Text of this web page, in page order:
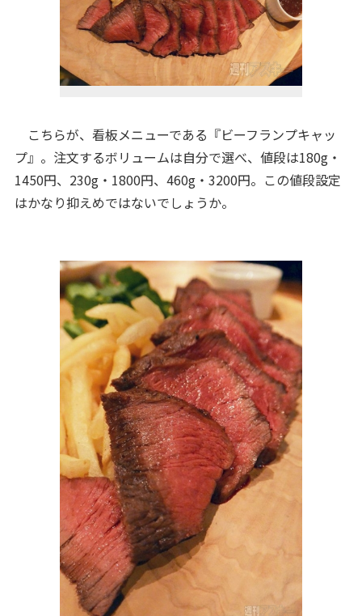
こちらが、看板メニューである『ビーフランプキャッ
プ』。注文するボリュームは自分で選べ、値段は180g・
1450円、230g・1800円、460g・3200円。この値段設定
はかなり抑えめではないでしょうか。